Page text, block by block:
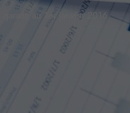
au 1er janvier 2016